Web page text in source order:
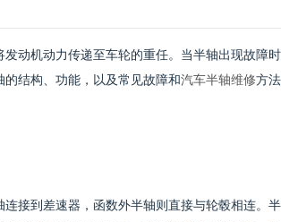
动机动力传递至车轮的重任。当半轴出现故障
结构、功能，以及常见故障和汽车半轴维修方
接到差速器，函数外半轴则直接与轮毂相连。